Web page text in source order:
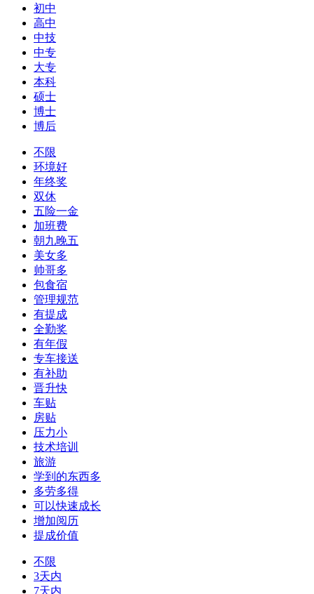
初中
高中
中技
中专
大专
本科
硕士
博士
博后
不限
环境好
年终奖
双休
五险一金
加班费
朝九晚五
美女多
帅哥多
包食宿
管理规范
有提成
全勤奖
有年假
专车接送
有补助
晋升快
车贴
房贴
压力小
技术培训
旅游
学到的东西多
多劳多得
可以快速成长
增加阅历
提成价值
不限
3天内
7天内